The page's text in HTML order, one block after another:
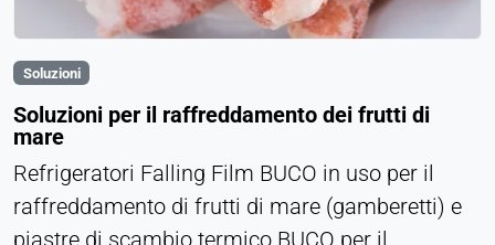
Soluzioni
Soluzioni per il raffreddamento dei frutti di
mare
Refrigeratori Falling Film BUCO in uso per il
raffreddamento di frutti di mare (gamberetti) e
piastre di scambio termico BUCO per il